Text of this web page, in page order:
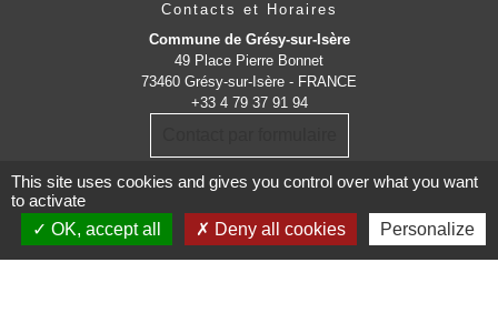
Contacts et Horaires
Commune de Grésy-sur-Isère
49 Place Pierre Bonnet
73460 Grésy-sur-Isère - FRANCE
+33 4 79 37 91 94
This site uses cookies and gives you control over what you want
to activate
OK, accept all
Deny all cookies Personalize